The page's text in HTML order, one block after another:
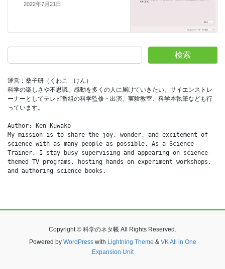
2022年7月21日
検索
運営：桑子研（くわこ　けん）
科学の楽しさや不思議、感動を多くの人に届けていきたい。サイエンストレ
ーナーとしてテレビ番組の科学監修・出演、実験教室、科学本執筆なども行
っています。
Author: Ken Kuwako
My mission is to share the joy, wonder, and excitement of
science with as many people as possible. As a Science
Trainer, I stay busy supervising and appearing on science-
themed TV programs, hosting hands-on experiment workshops,
and authoring science books.
Copyright © 科学のネタ帳 All Rights Reserved.
Powered by WordPresswith Lightning Theme & VK All in One
Expansion Unit